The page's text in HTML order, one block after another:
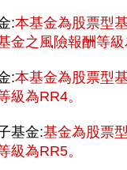
:本基金為股票型
金之風險報酬等
:本基金為股票型
級為RR4。
基金:基金為股票
級為RR5。